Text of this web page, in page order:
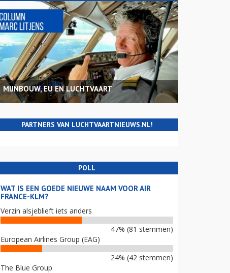
MIJNBOUW, EU EN LUCHTVAART
PARTNERS VAN LUCHTVAARTNIEUWS.NL!
POLL
WAT IS EEN GOEDE NIEUWE NAAM VOOR AIR
FRANCE-KLM?
Verzin alsjeblieft iets anders
47% (81 stemmen)
European Airlines Group (EAG)
24% (42 stemmen)
The Blue Group